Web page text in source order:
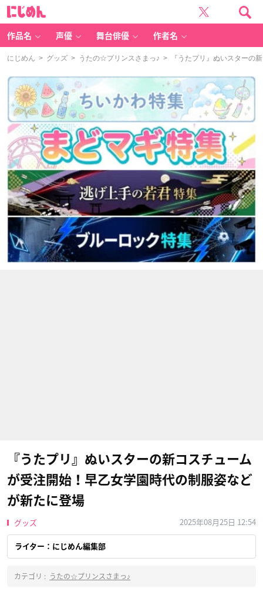
作品名 声優 舞台俳優 作者名
にじめん > グッズ > うたの☆プリンスさまっ♪ > 『うたプリ』ぬいスターの
『うたプリ』ぬいスターの新コスチューム
が受注開始！早乙女学園時代の制服姿など
が新たに登場
グッズ 2025年08月25日 12:54
ライター：にじめん編集部
カテゴリ : うたの☆プリンスさまっ♪